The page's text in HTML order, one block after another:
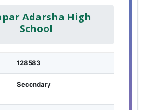
Adarsha High
School
128583
Secondary